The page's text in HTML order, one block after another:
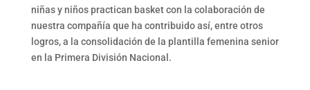
niñas y niños practican basket con la colaboración de
nuestra compañía que ha contribuido así, entre otros
logros, a la consolidación de la plantilla femenina senior
en la Primera División Nacional.